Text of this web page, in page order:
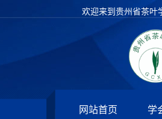
欢迎来到贵州省茶叶
网站首页 学